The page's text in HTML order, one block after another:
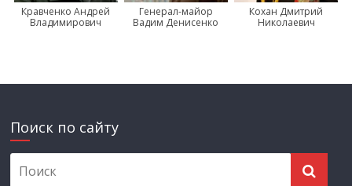
Кравченко Андрей
Владимирович
Генерал-майор
Вадим Денисенко
Кохан Дмитрий
Николаевич
Поиск по сайту